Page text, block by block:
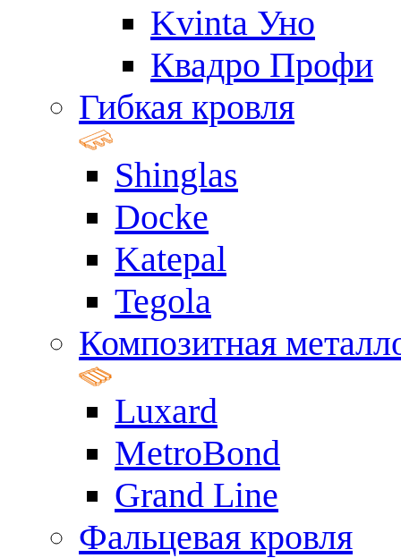
Kvinta Уно
Квадро Профи
Гибкая кровля
Shinglas
Docke
Katepal
Tegola
Композитная
Luxard
MetroBond
Grand Line
Фальцевая кровля